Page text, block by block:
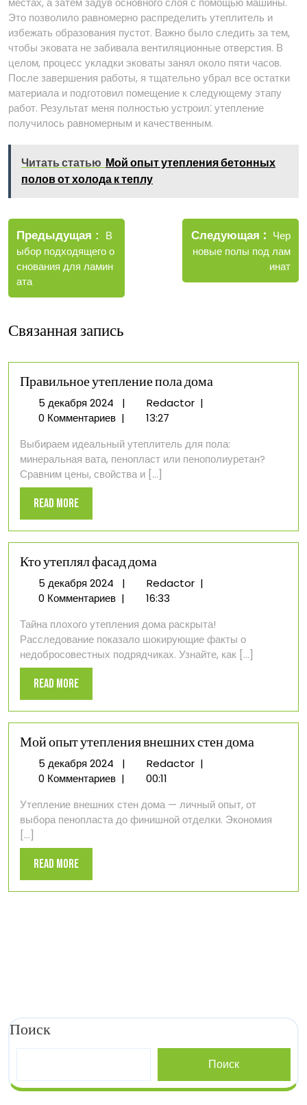
Это позволило равномерно распределить утеплитель и
избежать образования пустот. Важно было следить за тем,
чтобы эковата не забивала вентиляционные отверстия. В
целом, процесс укладки эковаты занял около пяти часов.
После завершения работы, я тщательно убрал все остатки
материала и подготовил помещение к следующему этапу
работ. Результат меня полностью устроил⁚ утепление
получилось равномерным и качественным.
Читать статью Мой опыт утепления бетонных
полов от холода к теплу
Навигация
по
записям
Предыдущая
Старые
записи
В
ыбор подходящего о
снования для ламин
ата
Следующая
Новые
записи
Чер
новые полы под лам
инат
Связанная запись
Правильное утепление пола дома
5 декабря 20245
декабря
| RedactorПравильное
дома
|
0 Комментариев |
13:27
Выбираем идеальный утеплитель для пола:
минеральная вата, пенопласт или пенополиуретан?
Сравним цены, свойства и [...]
Read MoreRead
More
Кто утеплял фасад дома
5 декабря 20245
декабря
| RedactorКто
дома
|
0 Комментариев |
16:33
Тайна плохого утепления дома раскрыта!
Расследование показало шокирующие факты о
недобросовестных подрядчиках. Узнайте, как [...]
Read MoreRead
More
Мой опыт утепления внешних стен дома
5 декабря 20245
декабря
| RedactorМой
внешних
стен
|
0 Комментариев |
00:11
Утепление внешних стен дома — личный опыт, от
выбора пенопласта до финишной отделки. Экономия
[...]
Read MoreRead
More
Поиск
Поиск